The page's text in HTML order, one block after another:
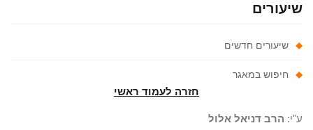
שיעורים חדשים
חיפוש במאגר
חזרה לעמוד ראשי
הרב דניאל אלול